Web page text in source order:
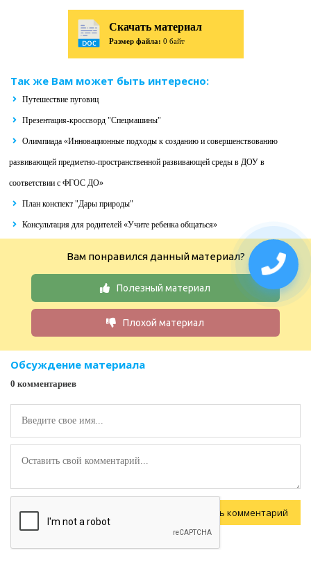
Скачать материал
Размер файла: 0 байт
Так же Вам может быть интересно:
Путешествие пуговиц
Презентация-кроссворд "Спецмашины"
Олимпиада «Инновационные подходы к созданию и совершенствованию
развивающей предметно-пространственной развивающей среды в ДОУ в
соответствии с ФГОС ДО»
План конспект "Дары природы"
Консультация для родителей «Учите ребенка общаться»
Вам понравился данный материал?
Полезный материал
Плохой материал
Обсуждение материала
0 комментариев